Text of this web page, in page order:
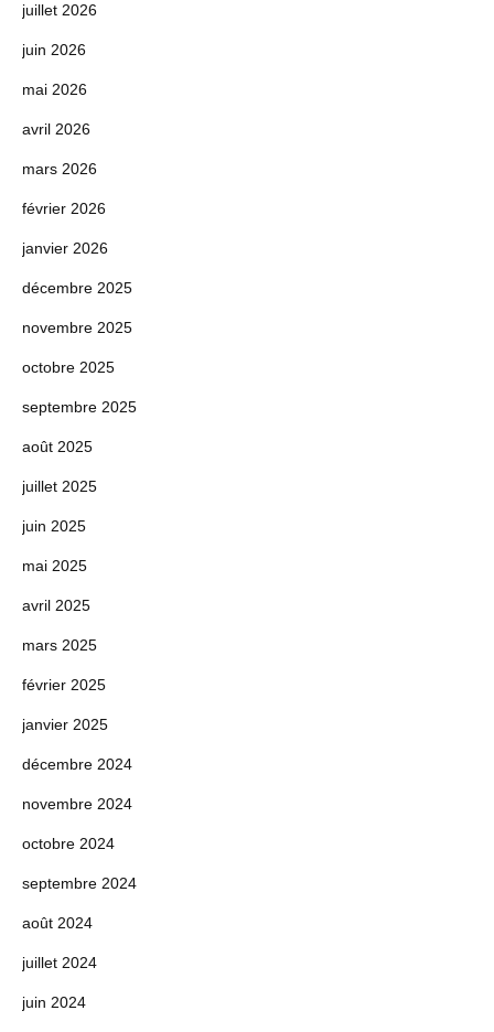
juillet 2026
juin 2026
mai 2026
avril 2026
mars 2026
février 2026
janvier 2026
décembre 2025
novembre 2025
octobre 2025
septembre 2025
août 2025
juillet 2025
juin 2025
mai 2025
avril 2025
mars 2025
février 2025
janvier 2025
décembre 2024
novembre 2024
octobre 2024
septembre 2024
août 2024
juillet 2024
juin 2024